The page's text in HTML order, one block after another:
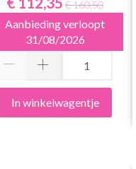
13 CM
€ 160,50
Aanbieding verloopt
31/08/2026
In winkelwagentje